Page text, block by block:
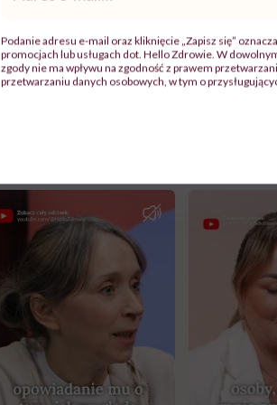
terapii. (…) To nie jest w żaden sposób
narobić sobie bałaganu” – mówiła
mail*
Podanie adresu e-mail oraz kliknięcie „Zapisz się”
promocjach lub usługach dot. Hello Zdrowie. W
zgody nie ma wpływu na zgodność z prawem
przetwarzaniu danych osobowych, w tym o